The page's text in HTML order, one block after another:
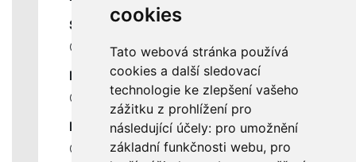
cookies
Tato webová stránka používá
cookies a další sledovací
technologie ke zlepšení vašeho
zážitku z prohlížení pro
následující účely: pro umožnění
základní funkčnosti webu, pro
SLUŽBY
Ceník servisních prací
DŮLEŽITÉ INFORMACE
Ochrana osobních údajů
RYCHLÉ ODKAZY
Odstoupení od smlouvy